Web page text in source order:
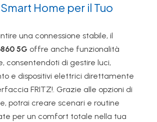
Home per il Tuo
una connessione stabile, il
5G offre anche funzionalità
consentendoti di gestire luci,
e dispositivi elettrici direttamente
FRITZ!. Grazie alle opzioni di
potrai creare scenari e routine
per un comfort totale nella tua